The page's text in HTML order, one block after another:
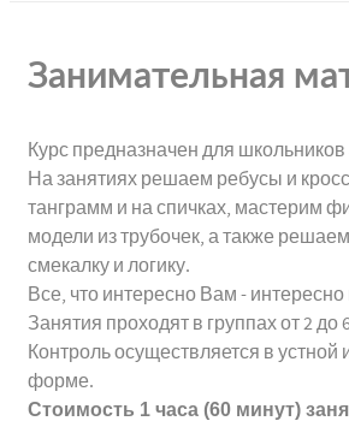
Занимательная
Курс предназначен для школьников
На занятиях решаем ребусы и
танграмм и на спичках, мастерим
модели из трубочек, а также
смекалку и логику.
Все, что интересно Вам -
Занятия проходят в группах от 2 до
Контроль осуществляется в устной
форме.
Стоимость 1 часа (60 минут)